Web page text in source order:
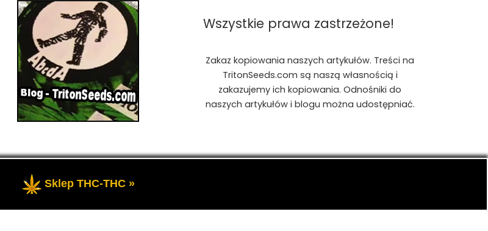
Wszystkie prawa zastrzeżone!
Zakaz kopiowania naszych artykułów. Treści na
TritonSeeds.com są naszą własnością i
zakazujemy ich kopiowania. Odnośniki do
naszych artykułów i blogu można udostępniać.
- Przedstawia portal-blog o Marihuanie, cannabis, konopiach indyjskich, CBD, RSO, THC.
Sklep THC-THC »